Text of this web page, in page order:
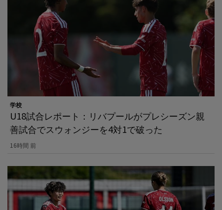
学校
U18試合レポート：リバプールがプレシーズン親
善試合でスウォンジーを4対1で破った
16時間 前